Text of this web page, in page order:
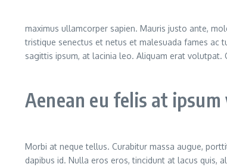
maximus ullamcorper sapien. Mauris justo ante,
tristique senectus et netus et malesuada fames ac
sagittis ipsum, at lacinia leo. Aliquam erat volutpat.
Aenean eu felis at
Morbi at neque tellus. Curabitur massa augue,
dapibus id. Nulla eros eros, tincidunt at lacus quis,